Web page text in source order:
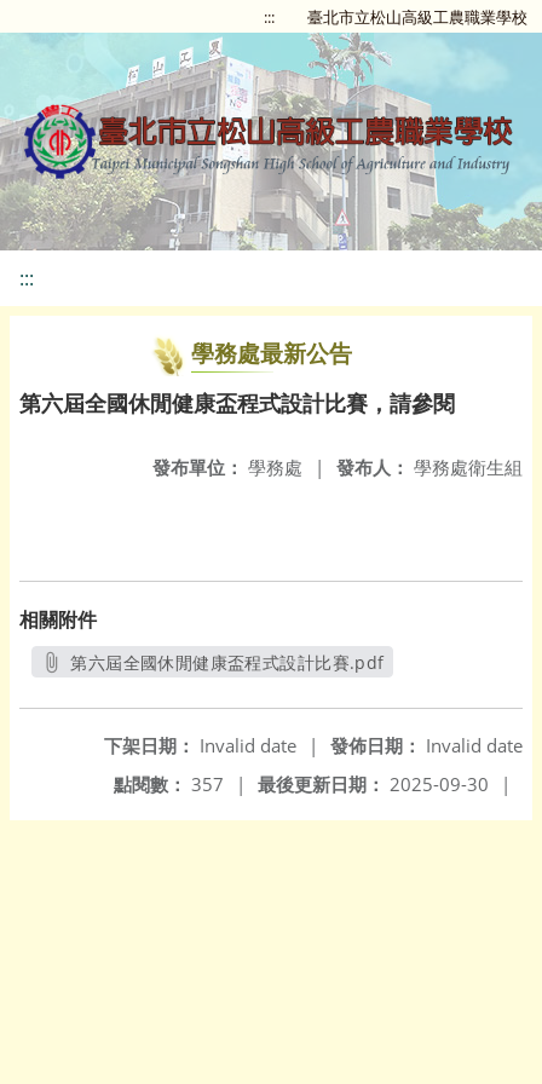
::: 臺北市立松山高級工農職業學校
:::
學務處最新公告
第六屆全國休閒健康盃程式設計比賽，請參閱
發布人： 學務處衛生組
發布單位： 學務處 |
相關附件
第六屆全國休閒健康盃程式設計比賽.pdf
發佈日期： Invalid date
下架日期： Invalid date
|
最後更新日期： 2025-09-30 |
點閱數： 357 |